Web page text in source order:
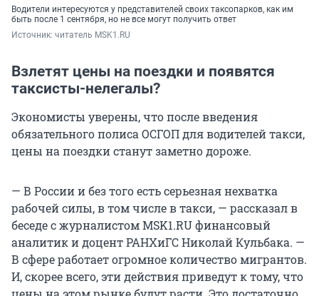
Водители интересуются у представителей своих таксопарков, как им
быть после 1 сентября, но не все могут получить ответ
Источник: читатель MSK1.RU
Взлетят цены на поездки и появятся
таксисты-нелегалы?
Экономисты уверены, что после введения
обязательного полиса ОСГОП для водителей такси,
цены на поездки станут заметно дороже.
— В России и без того есть серьезная нехватка
рабочей силы, в том числе в такси, — рассказал в
беседе с журналистом MSK1.RU финансовый
аналитик и доцент РАНХиГС Николай Кульбака. —
В сфере работает огромное количество мигрантов.
И, скорее всего, эти действия приведут к тому, что